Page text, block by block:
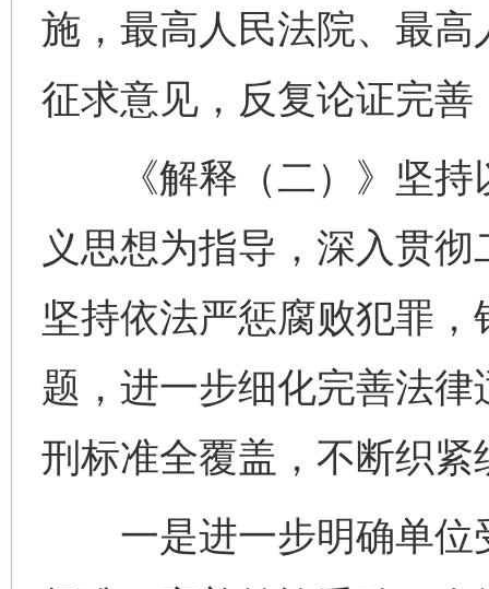
施，最高人民法院、最
征求意见，反复论证完
《解释（二）》坚持
义思想为指导，深入贯
坚持依法严惩腐败犯罪
题，进一步细化完善法
刑标准全覆盖，不断织
一是进一步明确单位